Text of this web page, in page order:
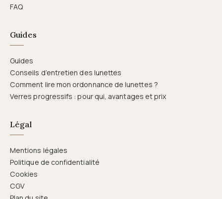
FAQ
Guides
Guides
Conseils d’entretien des lunettes
Comment lire mon ordonnance de lunettes ?
Verres progressifs : pour qui, avantages et prix
Légal
Mentions légales
Politique de confidentialité
Cookies
CGV